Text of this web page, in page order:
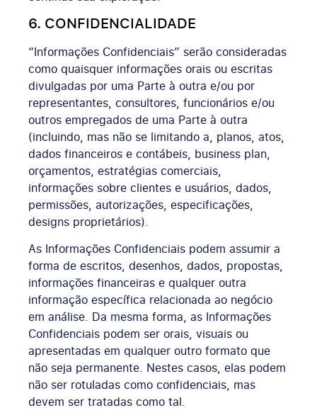
6. CONFIDENCIALIDADE
“Informações Confidenciais” serão consideradas
como quaisquer informações orais ou escritas
divulgadas por uma Parte à outra e/ou por
representantes, consultores, funcionários e/ou
outros empregados de uma Parte à outra
(incluindo, mas não se limitando a, planos, atos,
dados financeiros e contábeis, business plan,
orçamentos, estratégias comerciais,
informações sobre clientes e usuários, dados,
permissões, autorizações, especificações,
designs proprietários).
As Informações Confidenciais podem assumir a
forma de escritos, desenhos, dados, propostas,
informações financeiras e qualquer outra
informação específica relacionada ao negócio
em análise. Da mesma forma, as Informações
Confidenciais podem ser orais, visuais ou
apresentadas em qualquer outro formato que
não seja permanente. Nestes casos, elas podem
não ser rotuladas como confidenciais, mas
devem ser tratadas como tal.